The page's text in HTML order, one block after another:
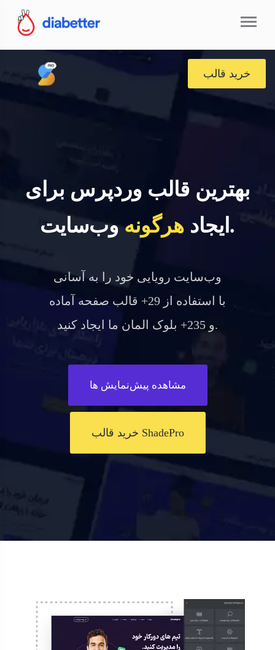
خرید قالب
بهترین قالب وردپرس برای
ایجاد هرگونه وب‌سایت.
وب‌سایت رویایی خود را به آسانی
با استفاده از 29+ قالب صفحه آماده
و 235+ بلوک المان ما ایجاد کنید.
مشاهده پیش‌نمایش ها
خرید قالب ShadePro